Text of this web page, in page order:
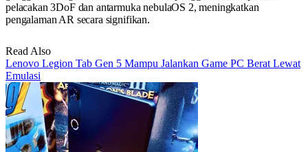
pelacakan 3DoF dan antarmuka nebulaOS 2, meningkatkan
pengalaman AR secara signifikan.
Read Also
Lenovo Legion Tab Gen 5 Mampu Jalankan Game PC Berat Lewat
Emulasi